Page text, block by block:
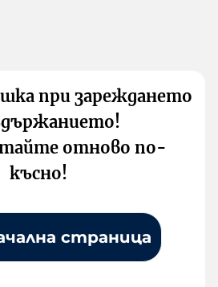
при зареждането
отново по-
късно!
страница